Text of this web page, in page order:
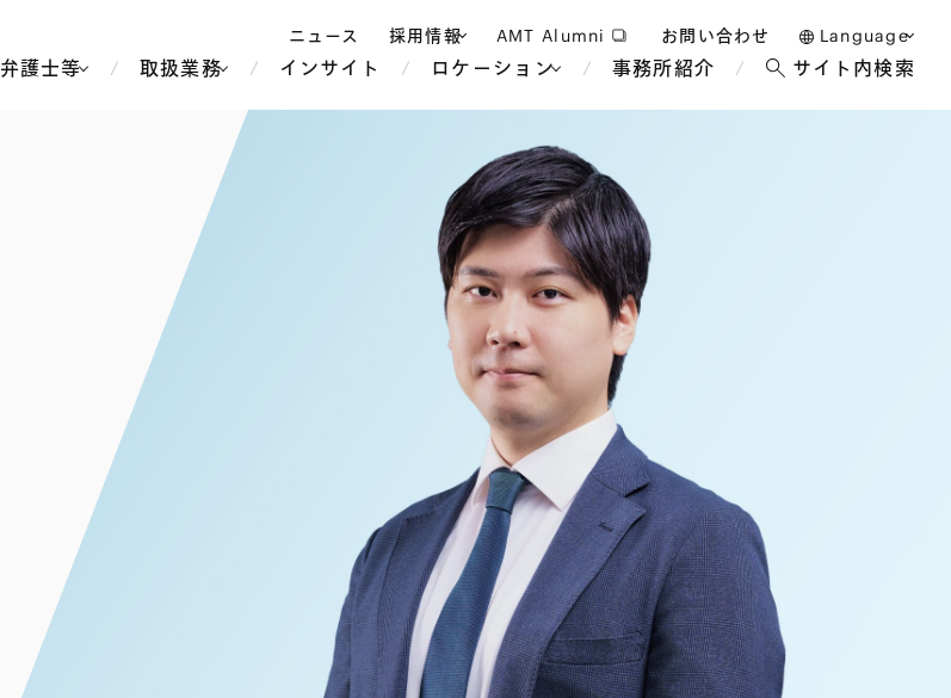
ニュース 採用情報 AMT Alumni お問い合わせ Language
日本語
弁護士等 取扱業務
Tech／データ／IT・通信等
ライフサイエンス
メディア・エンターテイン
ウェルス・マネジメント
資源・エネルギー
紛争解決
事業再生・倒産
国際通商および経済安全保
海外法務
サステナビリティ法務
通信・メディア・エンター
テインメント
情報産業・インターネッ
ト・セキュリティ
医療・製薬・ヘルスケア・
ライフサイエンス・バイオ
スポーツ
電子部品・電子機器
消費財・小売
商社
建設・土木・インフラ
ホテル・レジャー・カジノ
教育・人材
政府・地方公共団体・公的
機関
FinTech
デジタル
航空・宇宙
AI・テクノロジー
ヨーロッパ
アフリカ
インサイト ロケーション
シンガポール
バンコク
ジャカルタ
マレーシア
ロンドン
ブリュッセル
パリ
事務所紹介 サイト内検索